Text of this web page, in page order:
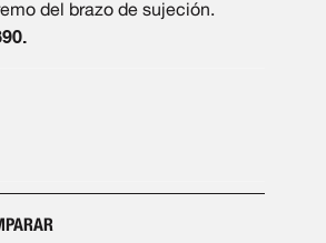
del brazo de sujeción.